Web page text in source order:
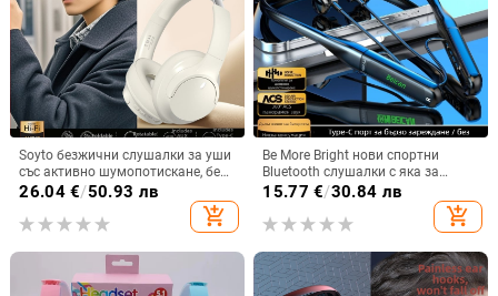
Soyto безжични слушалки за уши
със активно шумопотискане, без
изтичане на звук, Bluetooth 5.4,
обхват 10 m, двуканално стерео,
OEM персонализация
26.04€/50.93 лв
add_shopping_cart
Be More Bright нови спортни
Bluetooth слушалки с яка за
врата, дълга автономия,
водоустойчиви, шумопотискане
за бягане
15.77 €/30.84 лв
add_shopping_cart